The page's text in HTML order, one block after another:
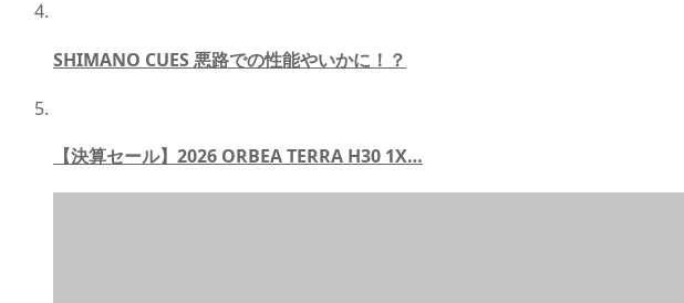
SHIMANO CUES 悪路での性能やいかに！？
【決算セール】2026 ORBEA TERRA H30 1X…